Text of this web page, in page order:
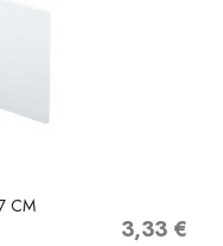
CM
Precio
3,33 €